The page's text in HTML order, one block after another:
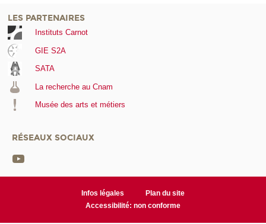
LES PARTENAIRES
Instituts Carnot
GIE S2A
SATA
La recherche au Cnam
Musée des arts et métiers
RÉSEAUX SOCIAUX
Infos légales
Plan du site
Accessibilité: non conforme